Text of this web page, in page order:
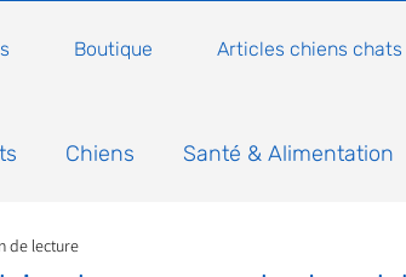
Boutique Articles chiens chats
Chiens Santé & Alimentation
histoires sur les chats
de lecture